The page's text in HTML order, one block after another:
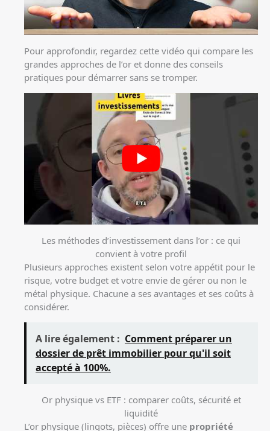
Pour approfondir, regardez cette vidéo qui compare les
grandes approches de l’or et donne des conseils
pratiques pour démarrer sans se tromper.
Les méthodes d’investissement dans l’or : ce qui
convient à votre profil
Plusieurs approches existent selon votre appétit pour le
risque, votre budget et votre envie de gérer ou non le
métal physique. Chacune a ses avantages et ses coûts à
considérer.
A lire également : Comment préparer un
dossier de prêt immobilier pour qu'il soit
accepté à 100%.
Or physique vs ETF : comparer coûts, sécurité et
liquidité
L’or physique (lingots, pièces) offre une propriété